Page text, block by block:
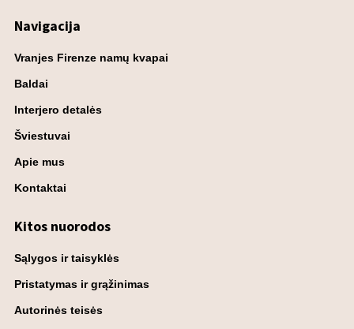
Navigacija
Vranjes Firenze namų kvapai
Baldai
Interjero detalės
Šviestuvai
Apie mus
Kontaktai
Kitos nuorodos
Sąlygos ir taisyklės
Pristatymas ir grąžinimas
Autorinės teisės